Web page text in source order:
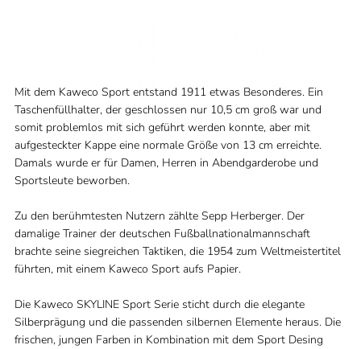
Mit dem Kaweco Sport entstand 1911 etwas Besonderes. Ein
Taschenfüllhalter, der geschlossen nur 10,5 cm groß war und
somit problemlos mit sich geführt werden konnte, aber mit
aufgesteckter Kappe eine normale Größe von 13 cm erreichte.
Damals wurde er für Damen, Herren in Abendgarderobe und
Sportsleute beworben.
Zu den berühmtesten Nutzern zählte Sepp Herberger. Der
damalige Trainer der deutschen Fußballnationalmannschaft
brachte seine siegreichen Taktiken, die 1954 zum Weltmeistertitel
führten, mit einem Kaweco Sport aufs Papier.
Die Kaweco SKYLINE Sport Serie sticht durch die elegante
Silberprägung und die passenden silbernen Elemente heraus. Die
frischen, jungen Farben in Kombination mit dem Sport Desing